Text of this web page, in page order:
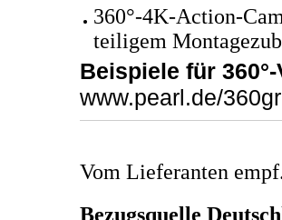
360°-4K-Action-
teiligem
Beispiele für
www.pearl.de/
Vom Lieferanten
Bezugsquelle